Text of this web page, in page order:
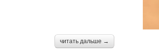
читать дальше →